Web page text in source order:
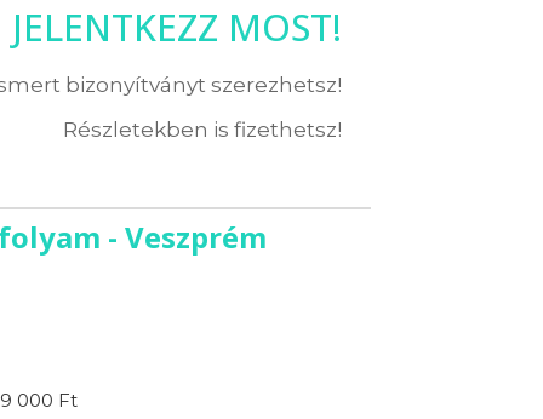
JELENTKEZZ MOST!
bizonyítványt szerezhetsz!
Részletekben is fizethetsz!
- Veszprém
000 Ft